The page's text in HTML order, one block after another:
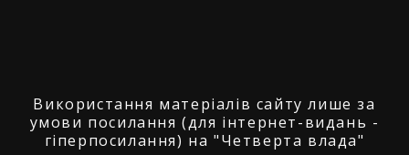
Використання матеріалів сайту лише за
умови посилання (для інтернет-видань -
гіперпосилання) на "Четверта влада"